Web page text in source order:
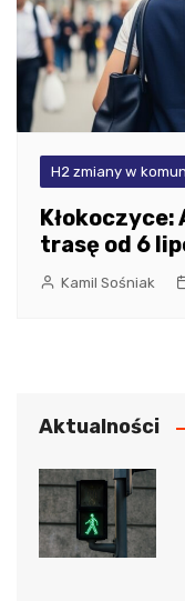
H2 zmiany w
trasę od 6
Kamil Sośniak
Aktualności